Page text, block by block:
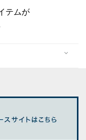
テムが